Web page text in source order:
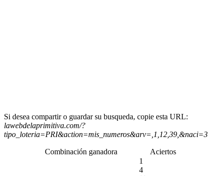
Si desea compartir o guardar su busqueda, copie esta URL:
lawebdelaprimitiva.com/?
tipo_loteria=PRI&action=mis_numeros&arv=,1,12,39,&naci=3
Combinación ganadora Aciertos
1
4